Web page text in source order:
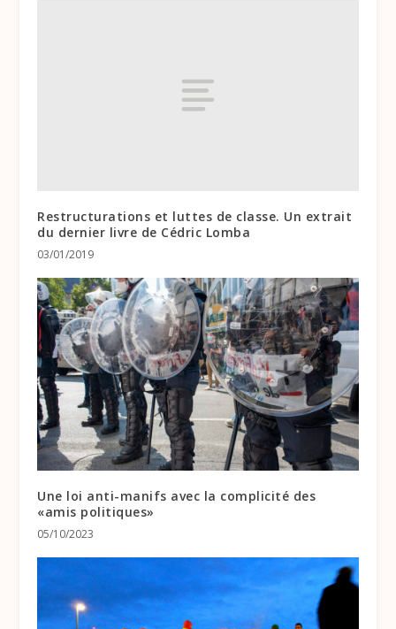
Restructurations et luttes de classe. Un extrait
du dernier livre de Cédric Lomba
03/01/2019
Une loi anti-manifs avec la complicité des
«amis politiques»
05/10/2023